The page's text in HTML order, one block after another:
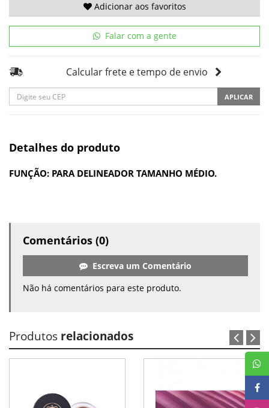
Adicionar aos favoritos
Falar com a gente
Calcular frete e tempo de envio
APLICAR
Detalhes do produto
FUNÇÃO: PARA DELINEADOR TAMANHO MÉDIO.
Comentários (0)
Escreva um Comentário
Não há comentários para este produto.
Produtos relacionados